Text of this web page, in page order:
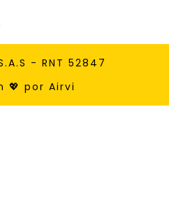
- RNT 52847
💖 por Airvi